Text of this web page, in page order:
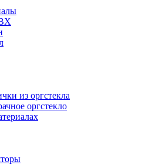
из оргстекла
оргстекло